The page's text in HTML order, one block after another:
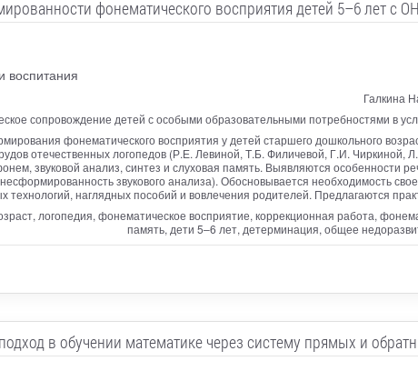
фонематического восприятия детей 5–6 лет с
воспитания
Галкина
сопровождение детей с особыми образовательными потребностями в
фонематического восприятия у детей старшего дошкольного
отечественных логопедов (Р.Е. Левиной, Т.Б. Филичевой, Г.И.
звуковой анализ, синтез и слуховая память. Выявляются особенности
звукового анализа). Обосновывается необходимость
технологий, наглядных пособий и вовлечения родителей. Предлагаются
логопедия, фонематическое восприятие, коррекционная работа,
память, дети 5–6 лет, детерминация, общее
в обучении математике через систему прямых и